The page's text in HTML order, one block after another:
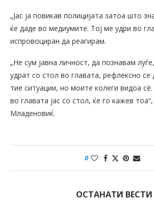
„Јас ја повикав полицијата затоа што
ќе даде во медиумите. Тој ме удри во
испровоциран да реагирам.
„Не сум јавна личност, да познавам
удрат со стол во главата, рефлексно
тие ситуации, но моите колеги видоа
во главата јас со стол, ќе го кажев
Младеновиќ.
0
ОСТАНАТИ ВЕСТИ